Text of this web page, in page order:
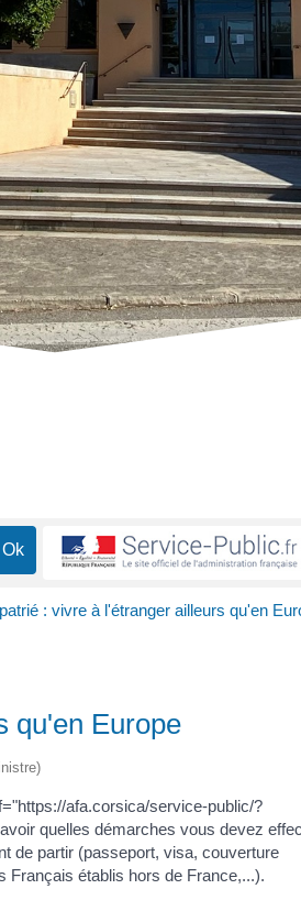
: vivre à l'étranger ailleurs qu'en
qu'en Europe
afa.corsica/service-public/?
quelles démarches vous devez
de partir (passeport, visa, couverture
Français établis hors de France,...).